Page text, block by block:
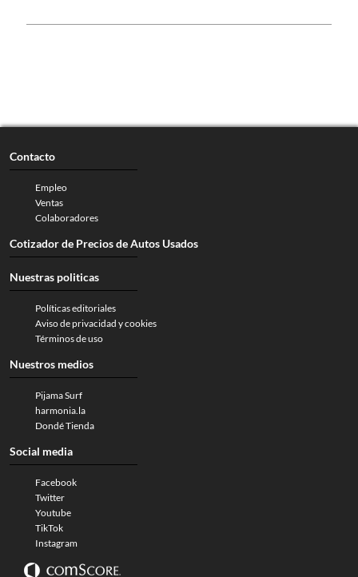
Contacto
Empleo
Ventas
Colaboradores
Cotizador de Precios de Autos Usados
Nuestras politicas
Políticas editoriales
Aviso de privacidad y cookies
Términos de uso
Nuestros medios
Pijama Surf
harmonia.la
Dondé Tienda
Social media
Facebook
Twitter
Youtube
TikTok
Instagram